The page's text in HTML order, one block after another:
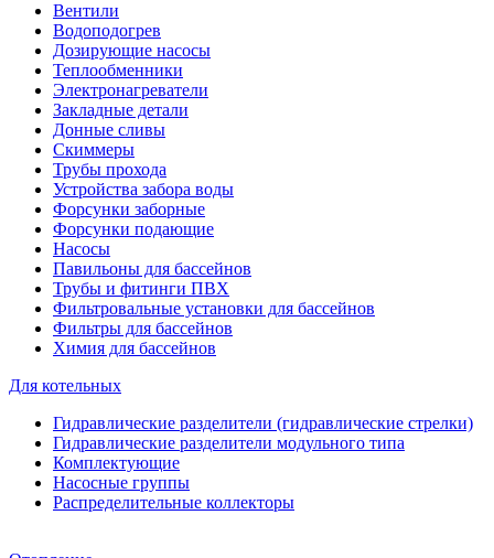
Вентили
Водоподогрев
Дозирующие насосы
Теплообменники
Электронагреватели
Закладные детали
Донные сливы
Скиммеры
Трубы прохода
Устройства забора воды
Форсунки заборные
Форсунки подающие
Насосы
Павильоны для бассейнов
Трубы и фитинги ПВХ
Фильтровальные установки для бассейнов
Фильтры для бассейнов
Химия для бассейнов
Для котельных
Гидравлические разделители (гидравлические стрелки)
Гидравлические разделители модульного типа
Комплектующие
Насосные группы
Распределительные коллекторы